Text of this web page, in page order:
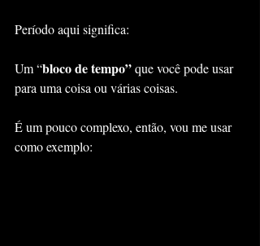
Período aqui significa:
Um “bloco de tempo” que você pode usar
para uma coisa ou várias coisas.
É um pouco complexo, então, vou me usar
como exemplo: